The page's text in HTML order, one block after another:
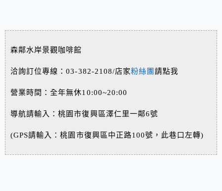
森鄰水岸景觀咖啡館
洽詢訂位專線：03-382-2108/店家粉絲團請點我
營業時間：全年無休10:00~20:00
導航請輸入：桃園市復興區澤仁里一鄰6號
(GPS請輸入：桃園市復興區中正路100號，此巷口左轉)